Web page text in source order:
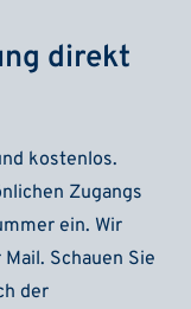
direkt
kostenlos.
Zugangs
ein. Wir
Schauen Sie
der